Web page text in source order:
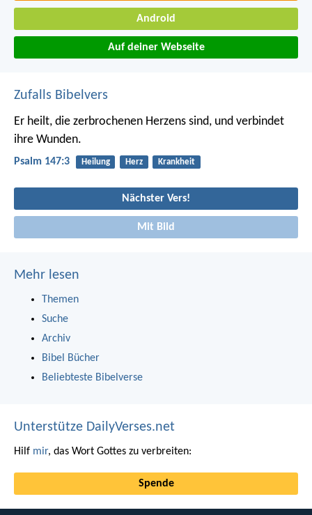
Android
Auf deiner Webseite
Zufalls Bibelvers
Er heilt, die zerbrochenen Herzens sind, und verbindet
ihre Wunden.
Psalm 147:3 Heilung Herz Krankheit
Nächster Vers!
Mit Bild
Mehr lesen
Themen
Suche
Archiv
Bibel Bücher
Beliebteste Bibelverse
Unterstütze DailyVerses.net
Hilf mir, das Wort Gottes zu verbreiten:
Spende